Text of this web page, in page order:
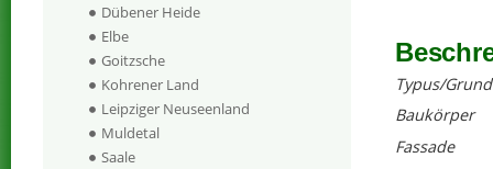
Typus/
Baukörper
Fassade
Dübener Heide
Elbe
Goitzsche
Kohrener Land
Leipziger Neuseenland
Muldetal
Saale